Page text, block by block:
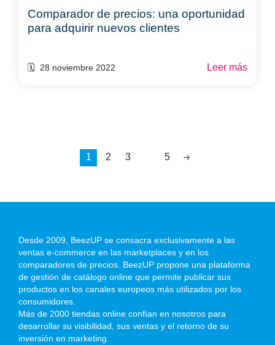
Comparador de precios: una oportunidad
para adquirir nuevos clientes
🗓️ 28 noviembre 2022 Leer más
1 2 3 5
Desde 2009, BeezUP se consacra exclusivamente a las
ventas e-commerce en las marketplaces y en los
comparadores de precios. BeezUP propone una plataforma
de gestión de catálogo online que permite publicar sus
productos en los canales europeos más utilizados por los
consumidores.
Más de 2000 tiendas online confían en nosotros para
desarrollar su visibilidad, sus ventas y el retorno de su
inversión en marketing.